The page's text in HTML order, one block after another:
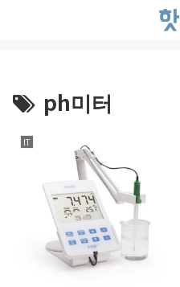
ph미터
IT